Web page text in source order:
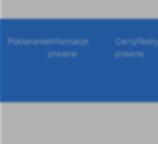
PobieranieInformacje
prawne
Certyfikaty
prawne